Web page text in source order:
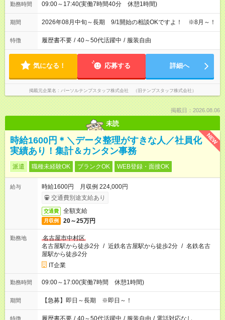
勤務時間 09:00～17:40(実働7時間40分 休憩1時間)
期間 2026年08月中旬～長期 9/1開始の相談OKですよ！ ※8月～！
特徴 履歴書不要 / 40～50代活躍中 / 服装自由
気になる！ 応募する 詳細へ
掲載元企業名 パーソルテンプスタッフ株式会社 （旧テンプスタッフ株式会社）
掲載日：2026.08.06
未読
NEW
時給1600円＊＼データ整理がすきな人／社員化
実績あり！集計＆カンタン事務
派遣 職種未経験OK ブランクOK WEB登録・面接OK
給与
時給1600円 月収例 224,000円
交通費別途支給あり
交通費 全額支給
月収例 20～25万円
勤務地
名古屋市中村区
名古屋駅から徒歩2分 / 近鉄名古屋駅から徒歩2分 / 名鉄名古
屋駅から徒歩2分
IT企業
勤務時間 09:00～17:00(実働7時間 休憩1時間)
期間 【急募】即日～長期 ※即日～！
特徴 履歴書不要 / 40～50代活躍中 / 服装自由 / 電話対応なし